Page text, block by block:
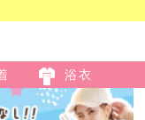
浴衣